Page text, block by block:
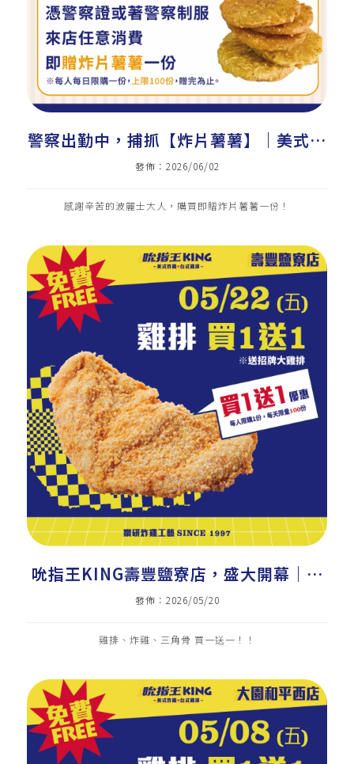
警察出勤中，捕抓【炸片薯薯】｜美式炸
雞加盟｜炸雞店加盟｜雞排加盟｜小吃加
發佈：2026/06/02
感謝辛苦的波麗士大人，購買即贈炸片薯薯一份！
吮指王KING壽豐鹽寮店，盛大開幕｜美
式炸雞加盟｜炸雞店加盟｜雞排加盟｜小
發佈：2026/05/20
雞排、炸雞、三角骨 買一送一！！